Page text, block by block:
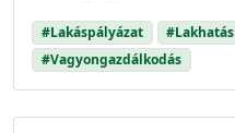
#Lakáspályázat #Lakhatás
#Vagyongazdálkodás